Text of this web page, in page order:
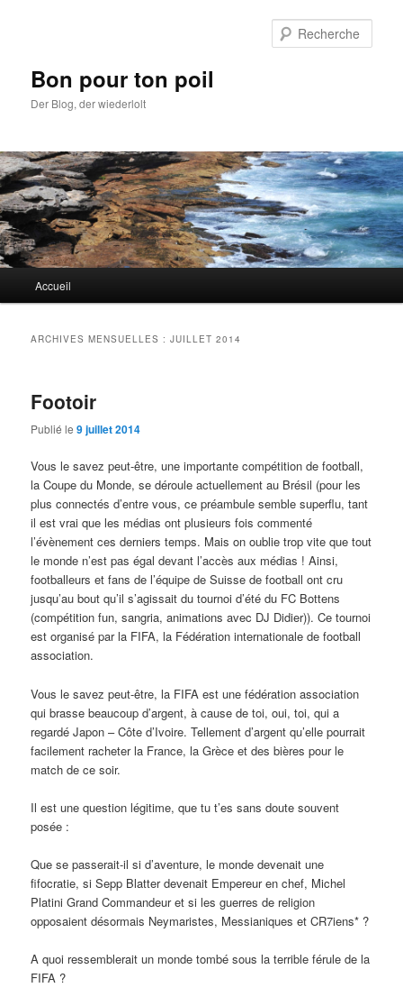
Bon pour ton poil
Der Blog, der wiederlolt
principal
Accueil
ARCHIVES MENSUELLES :JUILLET 2014
Footoir
Publié le9 juillet 2014
Vous le savez peut-être, une importante compétition de football,
la Coupe du Monde, se déroule actuellement au Brésil (pour les
plus connectés d’entre vous, ce préambule semble superflu, tant
il est vrai que les médias ont plusieurs fois commenté
l’évènement ces derniers temps. Mais on oublie trop vite que tout
le monde n’est pas égal devant l’accès aux médias ! Ainsi,
footballeurs et fans de l’équipe de Suisse de football ont cru
jusqu’au bout qu’il s’agissait du tournoi d’été du FC Bottens
(compétition fun, sangria, animations avec DJ Didier)). Ce tournoi
est organisé par la FIFA, la Fédération internationale de football
association.
Vous le savez peut-être, la FIFA est une fédération association
qui brasse beaucoup d’argent, à cause de toi, oui, toi, qui a
regardé Japon – Côte d’Ivoire. Tellement d’argent qu’elle pourrait
facilement racheter la France, la Grèce et des bières pour le
match de ce soir.
Il est une question légitime, que tu t’es sans doute souvent
posée :
Que se passerait-il si d’aventure, le monde devenait une
fifocratie, si Sepp Blatter devenait Empereur en chef, Michel
Platini Grand Commandeur et si les guerres de religion
opposaient désormais Neymaristes, Messianiques et CR7iens* ?
A quoi ressemblerait un monde tombé sous la terrible férule de la
FIFA ?